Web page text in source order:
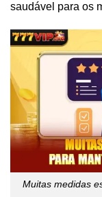
saudável para os
Muitas medidas